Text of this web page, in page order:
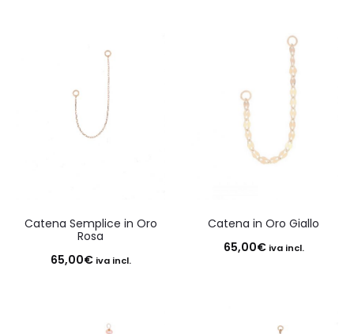
Catena Semplice in Oro
Rosa
65,00€ iva incl.
Catena in Oro Giallo
65,00€ iva incl.